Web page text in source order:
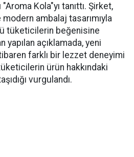
Kola"yı tanıttı. Şirket,
ambalaj tasarımıyla
tüketicilerin beğenisine
yapılan açıklamada, yeni
farklı bir lezzet deneyimi
ürün hakkındaki
vurgulandı.